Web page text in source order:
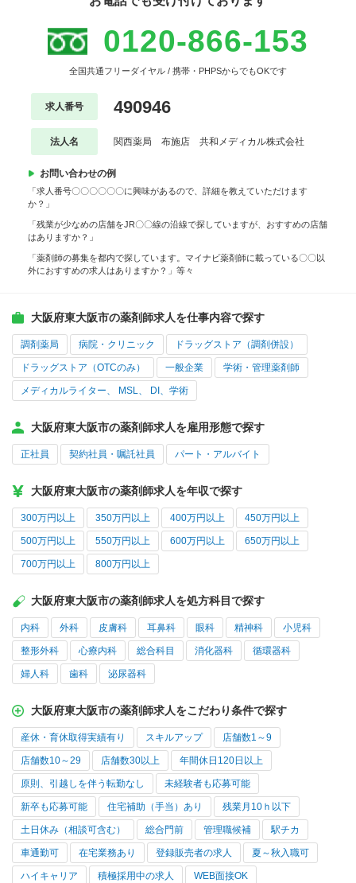
0120-866-153
全国共通フリーダイヤル / 携帯・PHPSからでもOKです
求人番号 490946
法人名 関西薬局 布施店 共和メディカル株式会社
お問い合わせの例
「求人番号〇〇〇〇〇〇に興味があるので、詳細を教えていただけます
か？」
「残業が少なめの店舗をJR〇〇線の沿線で探していますが、おすすめの店舗
はありますか？」
「薬剤師の募集を都内で探しています。マイナビ薬剤師に載っている〇〇以
外におすすめの求人はありますか？」等々
大阪府東大阪市の薬剤師求人を仕事内容で探す
調剤薬局 病院・クリニック ドラッグストア（調剤併設）
ドラッグストア（OTCのみ） 一般企業 学術・管理薬剤師
メディカルライター、 MSL、 DI、学術
大阪府東大阪市の薬剤師求人を雇用形態で探す
正社員 契約社員・嘱託社員 パート・アルバイト
大阪府東大阪市の薬剤師求人を年収で探す
300万円以上 350万円以上 400万円以上 450万円以上
500万円以上 550万円以上 600万円以上 650万円以上
700万円以上 800万円以上
大阪府東大阪市の薬剤師求人を処方科目で探す
内科 外科 皮膚科 耳鼻科 眼科 精神科 小児科
整形外科 心療内科 総合科目 消化器科 循環器科
婦人科 歯科 泌尿器科
大阪府東大阪市の薬剤師求人をこだわり条件で探す
産休・育休取得実績有り スキルアップ 店舗数1～9
店舗数10～29 店舗数30以上 年間休日120日以上
原則、引越しを伴う転勤なし 未経験者も応募可能
新卒も応募可能 住宅補助（手当）あり 残業月10ｈ以下
土日休み（相談可含む） 総合門前 管理職候補 駅チカ
車通勤可 在宅業務あり 登録販売者の求人 夏～秋入職可
ハイキャリア 積極採用中の求人 WEB面接OK